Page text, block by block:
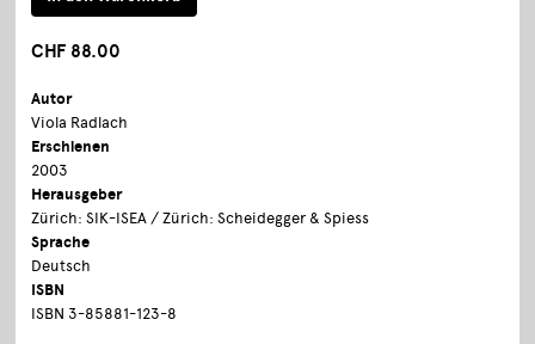
CHF 88.00
Autor
Viola Radlach
Erschienen
2003
Herausgeber
Zürich: SIK-ISEA / Zürich: Scheidegger & Spiess
Sprache
Deutsch
ISBN
ISBN 3-85881-123-8